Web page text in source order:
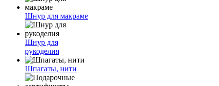
Шнур для макраме
Шнур для
рукоделия
Шпагаты, нити